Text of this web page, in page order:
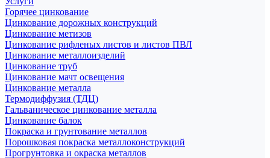
Горячее цинкование
Цинкование дорожных конструкций
Цинкование метизов
Цинкование рифленых листов и листов ПВЛ
Цинкование металлоизделий
Цинкование труб
Цинкование мачт освещения
Цинкование металла
Термодиффузия (ТДЦ)
Гальваническое цинкование металла
Цинкование балок
Покраска и грунтование металлов
Порошковая покраска металлоконструкций
Прогрунтовка и окраска металлов